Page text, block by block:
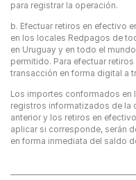
para registrar la operación.
b. Efectuar retiros en efectivo
en los locales Redpagos de
en Uruguay y en todo el
permitido. Para efectuar
transacción en forma digital a
Los importes conformados
registros informatizados de la
anterior y los retiros en
aplicar si corresponde, serán
en forma inmediata del saldo